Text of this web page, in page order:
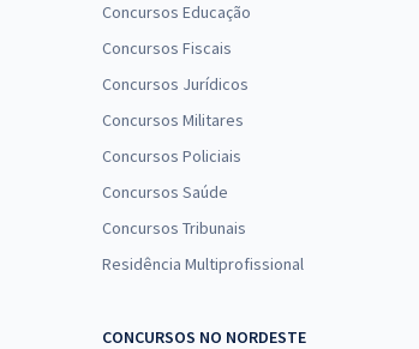
Concursos Educação
Concursos Fiscais
Concursos Jurídicos
Concursos Militares
Concursos Policiais
Concursos Saúde
Concursos Tribunais
Residência Multiprofissional
CONCURSOS NO NORDESTE